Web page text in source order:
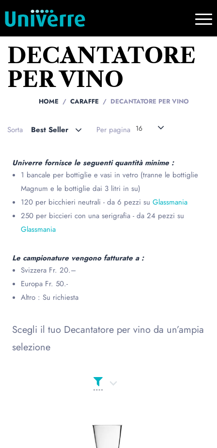
DECANTATORE
PER VINO
HOME CARAFFE DECANTATORE PER VINO
Sorta Best Seller Per pagina 16
Univerre fornisce le seguenti quantità minime :
1 bancale per bottiglie e vasi in vetro (tranne le bottiglie
Magnum e le bottiglie dai 3 litri in su)
120 per bicchieri neutrali - da 6 pezzi su Glassmania
250 per biccieri con una serigrafia - da 24 pezzi su
Glassmania
Le campionature vengono fatturate a :
Svizzera Fr. 20.–
Europa Fr. 50.-
Altro : Su richiesta
Scegli il tuo Decantatore per vino da un’ampia
selezione